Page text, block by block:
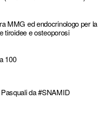
MMG ed endocrinologo per la
tiroidee e osteoporosi
100
da #SNAMID